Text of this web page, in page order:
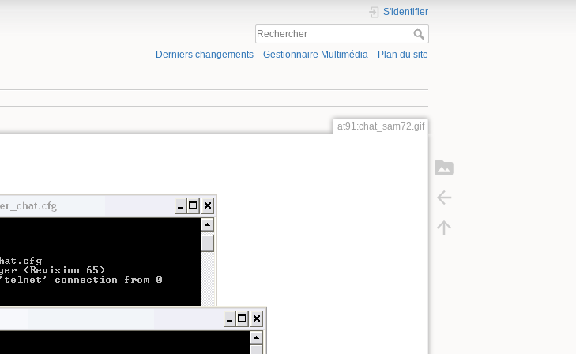
S'identifier
Derniers changements Gestionnaire Multimédia Plan du site
at91:chat_sam72.gif